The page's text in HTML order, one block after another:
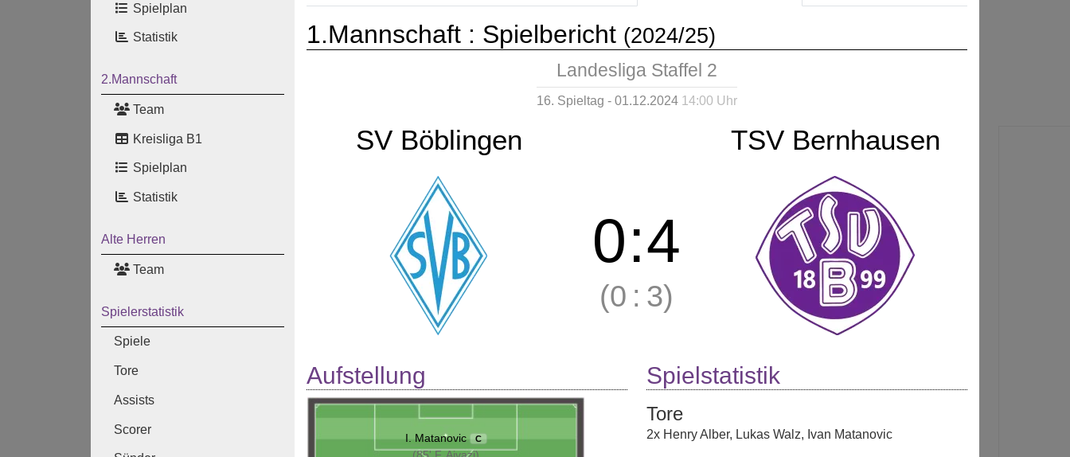
Spielplan
Statistik
2.Mannschaft
Team
Kreisliga B1
Spielplan
Statistik
Alte Herren
Team
Spielerstatistik
Spiele
Tore
Assists
Scorer
1.Mannschaft : Spielbericht (2024/25)
Landesliga Staffel 2
16. Spieltag - 01.12.2024 14:00 Uhr
SV Böblingen TSV Bernhausen
0:4
(0 : 3)
Aufstellung
I. Matanovic C
(85' F. Ajvazi)
Spielstatistik
Tore
2x Henry Alber, Lukas Walz, Ivan Matanovic